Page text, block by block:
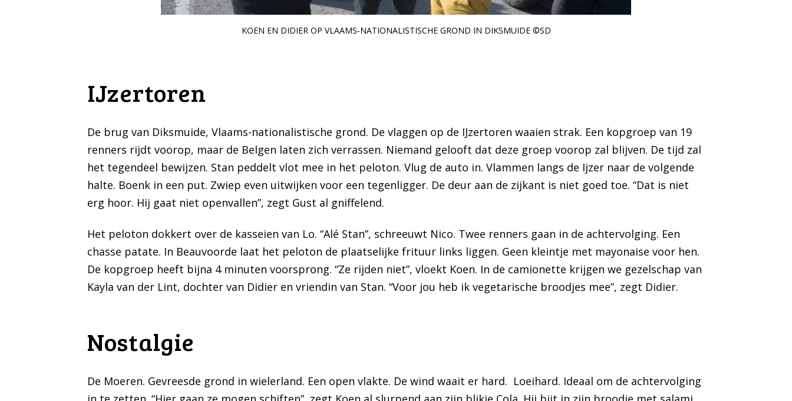
KOEN EN DIDIER OP VLAAMS-NATIONALISTISCHE GROND IN DIKSMUIDE ©SD
IJzertoren
De brug van Diksmuide, Vlaams-nationalistische grond. De vlaggen op de IJzertoren waaien strak. Een kopgroep van 19
renners rijdt voorop, maar de Belgen laten zich verrassen. Niemand gelooft dat deze groep voorop zal blijven. De tijd zal
het tegendeel bewijzen. Stan peddelt vlot mee in het peloton. Vlug de auto in. Vlammen langs de Ijzer naar de volgende
halte. Boenk in een put. Zwiep even uitwijken voor een tegenligger. De deur aan de zijkant is niet goed toe. “Dat is niet
erg hoor. Hij gaat niet openvallen”, zegt Gust al gniffelend.
Het peloton dokkert over de kasseien van Lo. “Alé Stan”, schreeuwt Nico. Twee renners gaan in de achtervolging. Een
chasse patate. In Beauvoorde laat het peloton de plaatselijke frituur links liggen. Geen kleintje met mayonaise voor hen.
De kopgroep heeft bijna 4 minuten voorsprong. “Ze rijden niet”, vloekt Koen. In de camionette krijgen we gezelschap van
Kayla van der Lint, dochter van Didier en vriendin van Stan. “Voor jou heb ik vegetarische broodjes mee”, zegt Didier.
Nostalgie
De Moeren. Gevreesde grond in wielerland. Een open vlakte. De wind waait er hard. Loeihard. Ideaal om de achtervolging